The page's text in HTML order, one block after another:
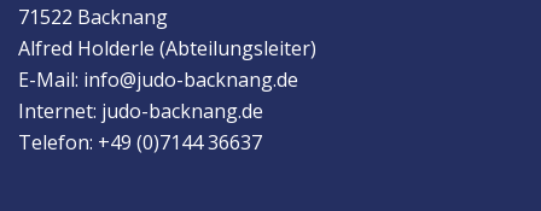
71522 Backnang
Alfred Holderle (Abteilungsleiter)
E-Mail: info@judo-backnang.de
Internet: judo-backnang.de
Telefon: +49 (0)7144 36637